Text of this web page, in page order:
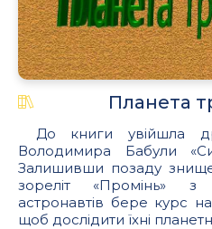
Планета
До книги увійшла
Володимира Бабули
Залишивши позаду
зореліт «Промінь» з
астронавтів бере курс
щоб дослідити їхні